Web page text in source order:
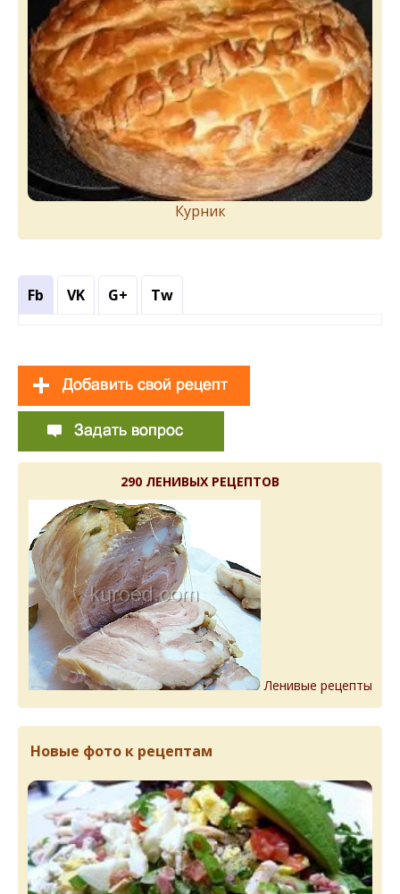
Курник
Fb VK G+ Tw
290 ЛЕНИВЫХ РЕЦЕПТОВ
Ленивые рецепты
Новые фото к рецептам